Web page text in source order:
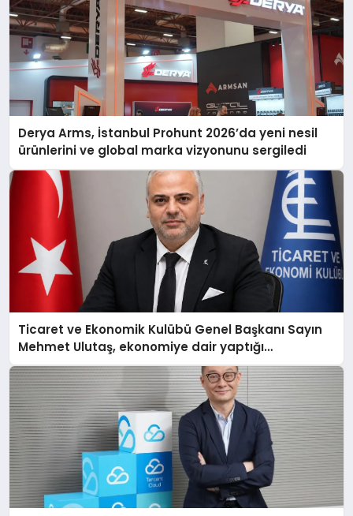
Derya Arms, İstanbul Prohunt 2026’da yeni nesil
ürünlerini ve global marka vizyonunu sergiledi
Ticaret ve Ekonomik Kulübü Genel Başkanı Sayın
Mehmet Ulutaş, ekonomiye dair yaptığı
açıklamada şunları kaydetti: